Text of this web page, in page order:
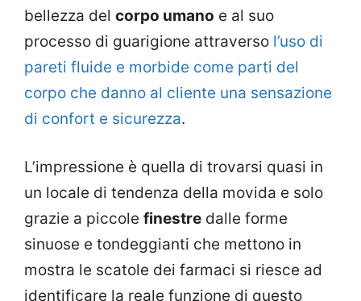
bellezza del corpo umano e al suo
processo di guarigione attraverso l’uso di
pareti fluide e morbide come parti del
corpo che danno al cliente una sensazione
di confort e sicurezza.
L’impressione è quella di trovarsi quasi in
un locale di tendenza della movida e solo
grazie a piccole finestre dalle forme
sinuose e tondeggianti che mettono in
mostra le scatole dei farmaci si riesce ad
identificare la reale funzione di questo